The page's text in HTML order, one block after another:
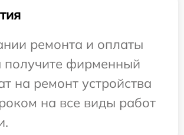
ремонта и оплаты
получите фирменный
на ремонт устройства
на все виды работ